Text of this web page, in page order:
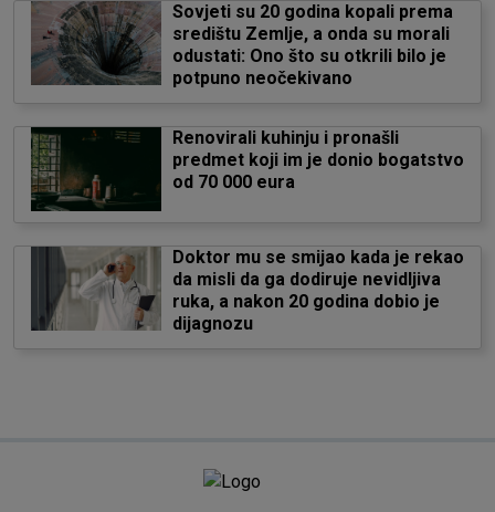
Sovjeti su 20 godina kopali prema
središtu Zemlje, a onda su morali
odustati: Ono što su otkrili bilo je
potpuno neočekivano
Renovirali kuhinju i pronašli
predmet koji im je donio bogatstvo
od 70 000 eura
Doktor mu se smijao kada je rekao
da misli da ga dodiruje nevidljiva
ruka, a nakon 20 godina dobio je
dijagnozu